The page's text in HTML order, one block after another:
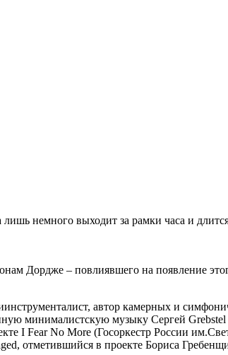
немного выходит за рамки часа и
Дордже – повлиявшего на появление
автор камерных и
минималистскую музыку Сергей Grebstel
I Fear No More (Госоркестр России
отметившийся в проекте Бориса